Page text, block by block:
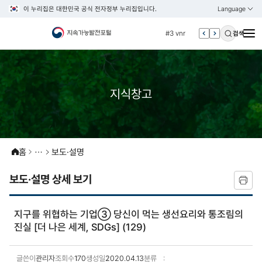
이 누리집은 대한민국 공식 전자정부 누리집입니다. Language
열기
KOREAN
ENGLISH
#3 vnr
#4 관세
#2 환경
#6 빈곤
검색
지식창고
홈 보도·설명
보도·설명 상세 보기
지구를 위협하는 기업③ 당신이 먹는 생선요리와 통조림의
진실 [더 나은 세계, SDGs] (129)
글쓴이 관리자조회수170생성일2020.04.13분류